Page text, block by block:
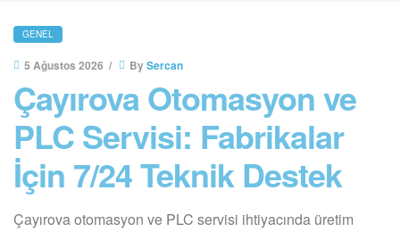
GENEL
5 Ağustos 2026 BySercan
Çayırova Otomasyon ve
PLC Servisi: Fabrikalar
İçin 7/24 Teknik Destek
Çayırova otomasyon ve PLC servisi ihtiyacında üretim